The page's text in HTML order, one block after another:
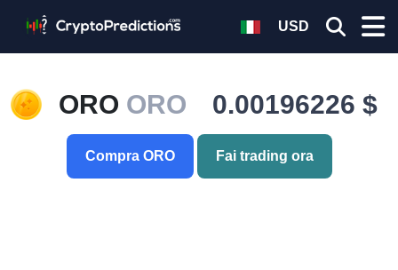
USD
ORO ORO 0.00196226 $
Compra ORO Fai trading ora